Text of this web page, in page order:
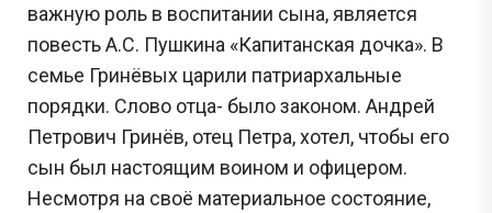
важную роль в воспитании сына, является
повесть А.С. Пушкина «Капитанская дочка». В
семье Гринёвых царили патриархальные
порядки. Слово отца- было законом. Андрей
Петрович Гринёв, отец Петра, хотел, чтобы его
сын был настоящим воином и офицером.
Несмотря на своё материальное состояние,